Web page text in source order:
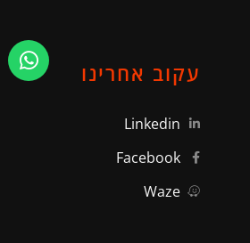
עקוב אחרינו
Linkedin
Facebook
Waze